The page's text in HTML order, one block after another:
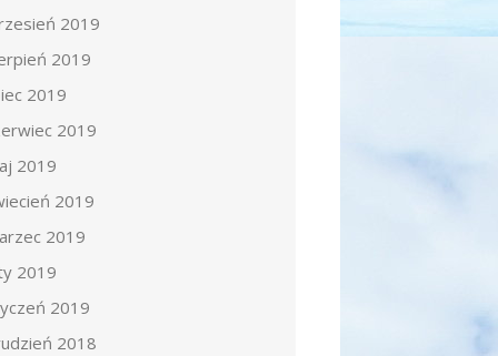
2019
2019
2019
2019
2019
2019
2019
2019
2019
2018